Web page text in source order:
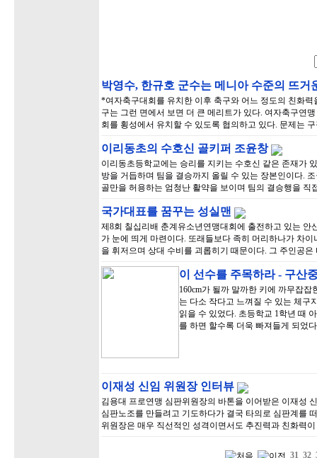
박영수, 한규호 군수는 메니아 수준의 뜨거
*여자축구대회를 유치한 이후 축구와 어느 정도의 친화
구는 그런 면에서 보면 더 큰 메리트가 있다. 여자축구연
회를 횡성에서 유치할 수 있도록 협의하고 있다. 문제는
이리동초의 수호신 골키퍼 조윤창
이리동초등학교에는 승리를 지키는 수호신 같은 존재가
방을 거듭하며 팀을 결승까지 올릴 수 있는 장본인이다.
골만을 허용하는 엄청난 활약을 보이며 팀의 결승행을
국가대표를 꿈꾸는 성실맨
제8회 칠십리배 춘계유소년연맹대회에 출전하고 있는
가 눈에 띄게 마련이다. 또래들보다 족히 머리하나가 차
을 휘저으며 상대 수비를 괴롭히기 때문이다. 그 주인공
이 선수를 주목하라 - 구산
160cm가 될까 말까한 키에 까무잡
는 다소 작다고 느껴질 수 있는 체구
읽을 수 있었다. 초등학교 1학년 때
를 하면 할수록 더욱 빠져들게 되었
이재성 신임 위원장 인터뷰
김용대 프로연맹 심판위원장의 바톤을 이어받은 이재성
심판노조를 만들려고 기도하다가 결국 타의로 심판계를
위원장은 매우 직선적인 성격이면서도 추진력과 친화력
31 32